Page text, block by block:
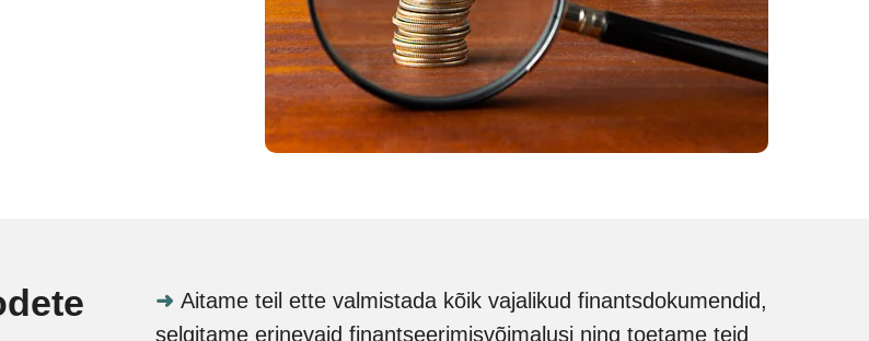
➜ Aitame teil ette valmistada kõik vajalikud finantsdokumendid,
selgitame erinevaid finantseerimisvõimalusi ning toetame teid